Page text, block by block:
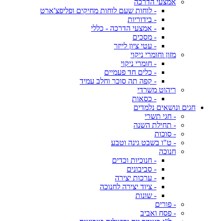
אמצעי הדרכה
- לוחות שעם לוחות מחיקים ופליפצ'ארט
- בידוריות
- אמצעי הדרכה - כללי
- מסכים
- עטי ציון לייזר
מזון וחומרי ניקוי
- חומרי ניקוי
- כלים חד פעמיים
- קפה תה סוכר וחלב עמיד
ריהוט משרדי
- כסאות
חגים ונושאים נלמדים
- חגי תשרי
- תחילת השנה
- סוכות
- ט"ו בשבט גינה וטבע
חנוכה
- חנוכיות וכדים
- סביבונים
- ערכות יצירה
- ציוד יצירה לחנוכה
- שונות
- פורים
- פסח ואביב